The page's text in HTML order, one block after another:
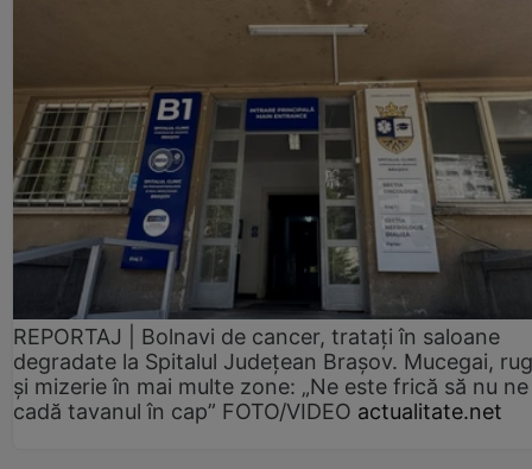
REPORTAJ | Bolnavi de cancer, tratați în saloane
degradate la Spitalul Județean Brașov. Mucegai,
și mizerie în mai multe zone: „Ne este frică să nu ne
cadă tavanul în cap” FOTO/VIDEO actualitate.net